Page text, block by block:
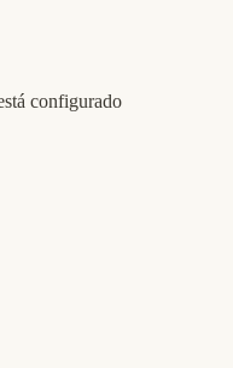
configurado